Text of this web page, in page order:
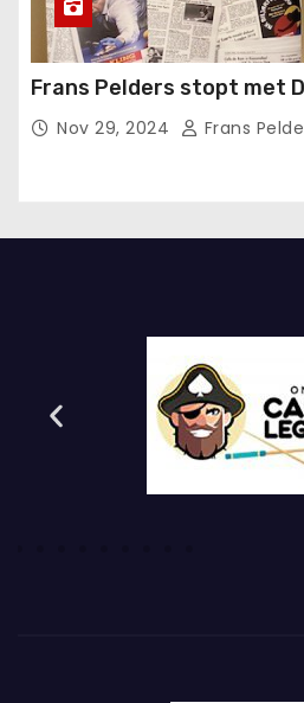
Frans Pelders stopt met
Nov 29, 2024 Frans